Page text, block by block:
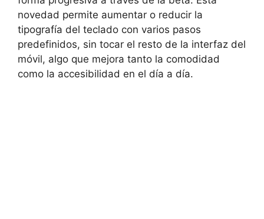
novedad permite aumentar o reducir la
tipografía del teclado con varios pasos
predefinidos, sin tocar el resto de la interfaz del
móvil, algo que mejora tanto la comodidad
como la accesibilidad en el día a día.